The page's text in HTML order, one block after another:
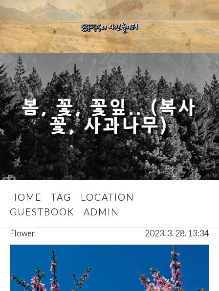
봄, 꽃, 꽃잎.. (복사
꽃, 사과나무)
HOME TAG
LOCATION
GUESTBOOK
ADMIN
Flower 2023. 3. 28. 13:34